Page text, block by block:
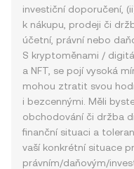
investiční doporučení,
k nákupu, prodeji či
účetní, právní nebo
S kryptoměnami /
a NFT, se pojí vysoká
mohou ztratit svou
i bezcennými. Měli
obchodování či držba
finanční situaci a
vaší konkrétní situace
právním/daňovým/